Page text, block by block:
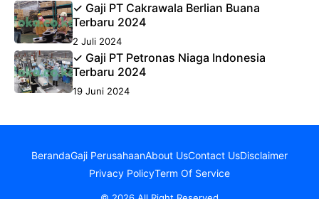
✓ Gaji PT Cakrawala Berlian Buana
Terbaru 2024
2 Juli 2024
✓ Gaji PT Petronas Niaga Indonesia
Terbaru 2024
19 Juni 2024
BerandaGaji PerusahaanAbout UsContact UsDisclaimer
Privacy PolicyTerm Of Service